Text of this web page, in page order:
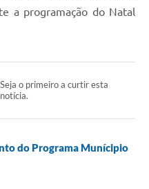
a programação do Natal
Seja o primeiro a curtir esta
notícia.
do Programa Munícipio